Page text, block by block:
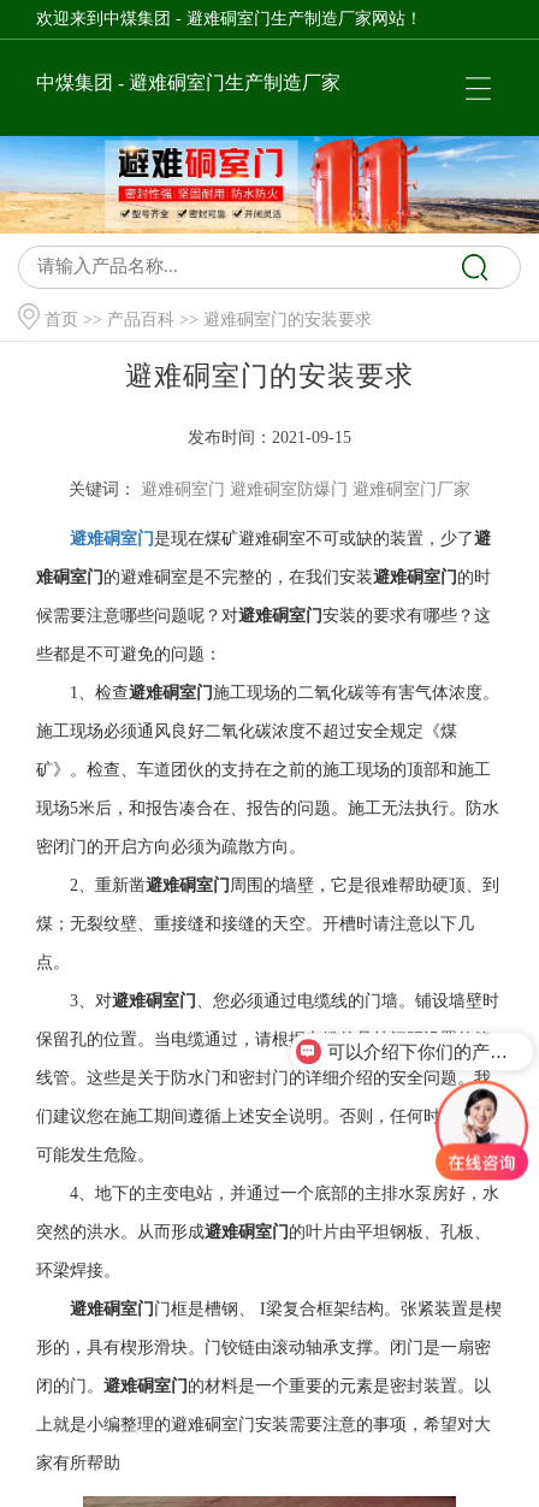
欢迎来到中煤集团 - 避难硐室门生产制造厂家网站！
中煤集团 - 避难硐室门生产制造厂家
首页 >> 产品百科 >> 避难硐室门的安装要求
避难硐室门的安装要求
发布时间：2021-09-15
关键词： 避难硐室门 避难硐室防爆门 避难硐室门厂家
避难硐室门是现在煤矿避难硐室不可或缺的装置，少了避
难硐室门 的避难硐室是不完整的，在我们安装避难硐室门 的时
候需要注意哪些问题呢？对避难硐室门安装的要求有哪些？这
些都是不可避免的问题：
1、检查避难硐室门施工现场的二氧化碳等有害气体浓度。
施工现场必须通风良好二氧化碳浓度不超过安全规定《煤
矿》。检查、车道团伙的支持在之前的施工现场的顶部和施工
现场5米后，和报告凑合在、报告的问题。施工无法执行。防水
密闭门的开启方向必须为疏散方向。
2、重新凿避难硐室门 周围的墙壁，它是很难帮助硬顶、到
煤；无裂纹壁、重接缝和接缝的天空。开槽时请注意以下几
点。
3、对避难硐室门 、您必须通过电缆线的门墙。铺设墙壁时
保留孔的位置。当电缆通过，请根据电缆的悬挂间距设置的管
线管。这些是关于防水门和密封门的详细介绍的安全问题。我
们建议您在施工期间遵循上述安全说明。否则，任何时候都有
可能发生危险。
4、地下的主变电站，并通过一个底部的主排水泵房好，水
突然的洪水。从而形成避难硐室门 的叶片由平坦钢板、孔板、
环梁焊接。
避难硐室门 门框是槽钢、 I梁复合框架结构。张紧装置是楔
形的，具有楔形滑块。门铰链由滚动轴承支撑。闭门是一扇密
闭的门。 避难硐室门 的材料是一个重要的元素是密封装置。以
上就是小编整理的避难硐室门安装需要注意的事项，希望对大
家有所帮助
可以介绍下你们的产品么？